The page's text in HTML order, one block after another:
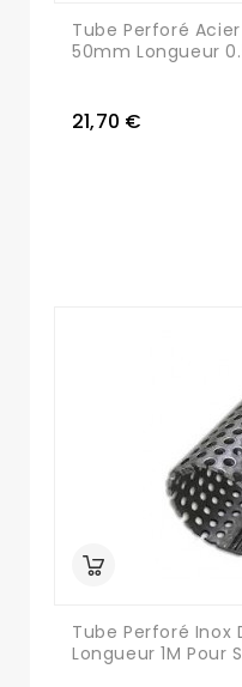
Tube Perforé
50mm Longueur
21,70 €
Tube Perforé Inox
Longueur 1M Pour